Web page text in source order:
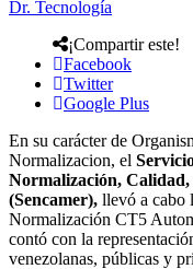
Dr. Tecnología
¡Compartir este!
Facebook
Twitter
Google Plus
En su carácter de
Normalizacion, el
Normalización, Calidad,
(Sencamer), llevó a cabo
Normalización CT5
contó con la
venezolanas, públicas y